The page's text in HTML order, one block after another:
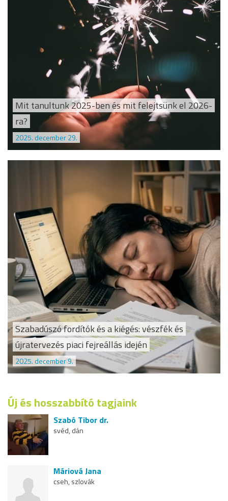
Mit tanultunk 2025-ben és mit felejtsünk el 2026-
ra?
2025. december 29.
Szabadúszó fordítók és a kiégés: vészfék és
újratervezés piaci fejreállás idején
2025. december 9.
Új és hosszabbító tagjaink
Szabó Tibor dr.
svéd, dán
Máriová Jana
cseh, szlovák